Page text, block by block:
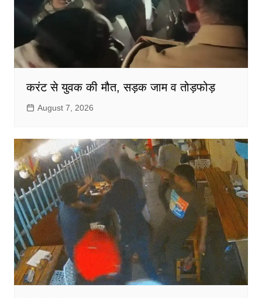
करंट से युवक की मौत, सड़क जाम व तोड़फोड़
August 7, 2026